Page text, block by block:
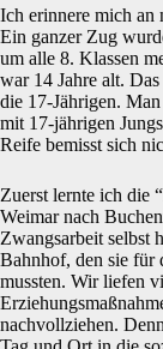
Ich erinnere mich an
Ein ganzer Zug
um alle 8. Klassen
war 14 Jahre alt.
die 17-Jährigen.
mit 17-jährigen
Reife bemisst sich
Zuerst lernte ich die
Weimar nach
Zwangsarbeit selbst
Bahnhof, den sie für
mussten. Wir liefen
nachvollziehen.